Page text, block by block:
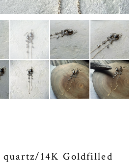
quartz/14K Goldfilled